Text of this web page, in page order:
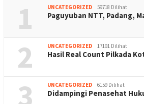
1 UNCATEGORIZED 59718 Dilihat
Paguyuban NTT, Padang,
2 UNCATEGORIZED 17191 Dilihat
Hasil Real Count Pilkada
3 UNCATEGORIZED 6159 Dilihat
Didampingi Penasehat